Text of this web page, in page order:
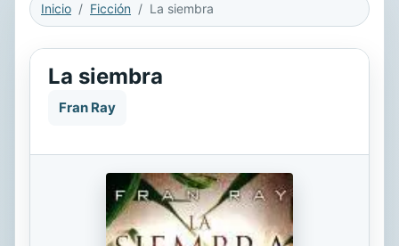
Inicio Ficción La siembra
La siembra
Fran Ray